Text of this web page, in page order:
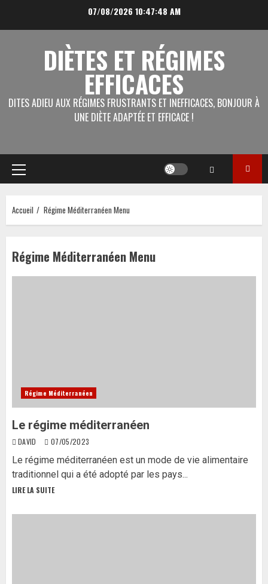
07/08/2026 10:47:48 AM
DIÈTES ET RÉGIMES
EFFICACES
DITES ADIEU AUX RÉGIMES FRUSTRANTS ET INEFFICACES, BONJOUR À
UNE DIÈTE ADAPTÉE ET EFFICACE !
Menu
principal
Accueil Régime Méditerranéen Menu
Régime Méditerranéen Menu
Régime Méditerranéen
Le régime méditerranéen
DAVID 07/05/2023
Le régime méditerranéen est un mode de vie alimentaire
traditionnel qui a été adopté par les pays...
LIRE LA SUITE